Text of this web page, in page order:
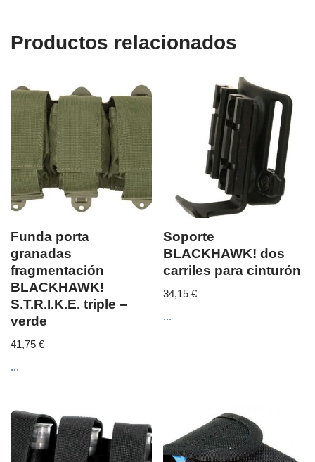
Productos relacionados
Funda porta
granadas
fragmentación
BLACKHAWK!
S.T.R.I.K.E. triple –
verde
41,75 €
...
Soporte
BLACKHAWK! dos
carriles para cinturón
34,15€
...